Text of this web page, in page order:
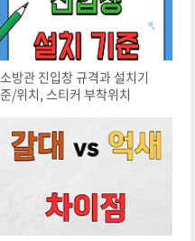
소방관 진입창 규격과 설치기
준/위치, 스티커 부착위치